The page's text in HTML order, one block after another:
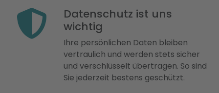
Datenschutz ist uns
wichtig
Ihre persönlichen Daten bleiben
vertraulich und werden stets sicher
und verschlüsselt übertragen. So sind
Sie jederzeit bestens geschützt.